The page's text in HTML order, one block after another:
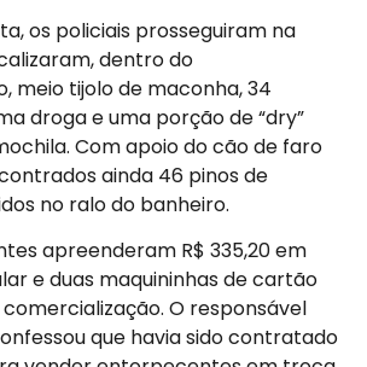
os policiais prosseguiram na
dentro do
meio tijolo de maconha, 34
droga e uma porção de “dry”
Com apoio do cão de faro
ainda 46 pinos de
no ralo do banheiro.
apreenderam R$ 335,20 em
e duas maquininhas de cartão
O responsável
que havia sido contratado